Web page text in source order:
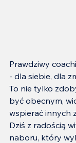
Prawdziwy
- dla siebie, dla
To nie tylko
być obecnym,
wspierać innych
Dziś z radością
naboru, który